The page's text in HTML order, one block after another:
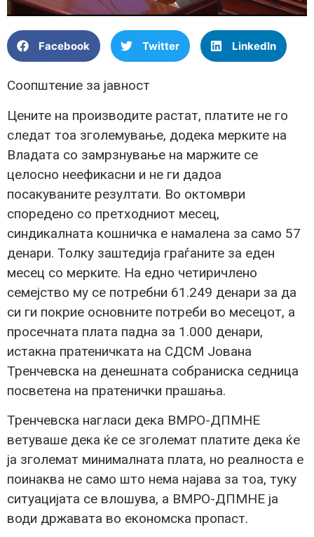
Facebook Twitter LinkedIn
Соопштение за јавност
Цените на производите растат, платите не го
следат тоа зголемување, додека мерките на
Владата со замрзнување на маржите се
целосно неефикасни и не ги дадоа
посакуваните резултати. Во октомври
споредено со претходниот месец,
синдикалната кошничка е намалена за само 57
денари. Толку заштедија граѓаните за еден
месец со мерките. На едно четиричлено
семејство му се потребни 61.249 денари за да
си ги покрие основните потреби во месецот, а
просечната плата падна за 1.000 денари,
истакна пратеничката на СДСМ Јована
Тренчевска на денешната собраниска седница
посветена на пратенички прашања.
Тренчевска нагласи дека ВМРО-ДПМНЕ
ветуваше дека ќе се зголемат платите дека ќе
ја зголемат минималната плата, но реалноста е
поинаква не само што нема најава за тоа, туку
ситуацијата се влошува, а ВМРО-ДПМНЕ ја
води државата во економска пропаст.